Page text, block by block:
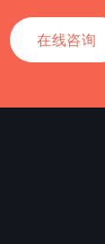
在线咨询